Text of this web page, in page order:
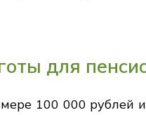
для
100 000 рублей